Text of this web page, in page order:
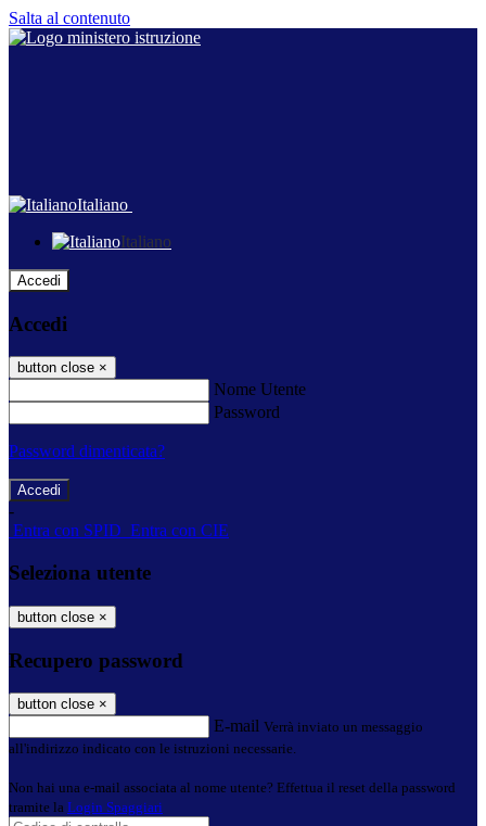
Salta al contenuto
Italiano
Italiano
Accedi
Accedi
button close ×
Nome Utente
Password
Password dimenticata?
-
Entra con SPID Entra con CIE
Seleziona utente
button close ×
Recupero password
button close ×
E-mail Verrà inviato un messaggio
all'indirizzo indicato con le istruzioni necessarie.
Non hai una e-mail associata al nome utente? Effettua il reset della password
tramite la Login Spaggiari